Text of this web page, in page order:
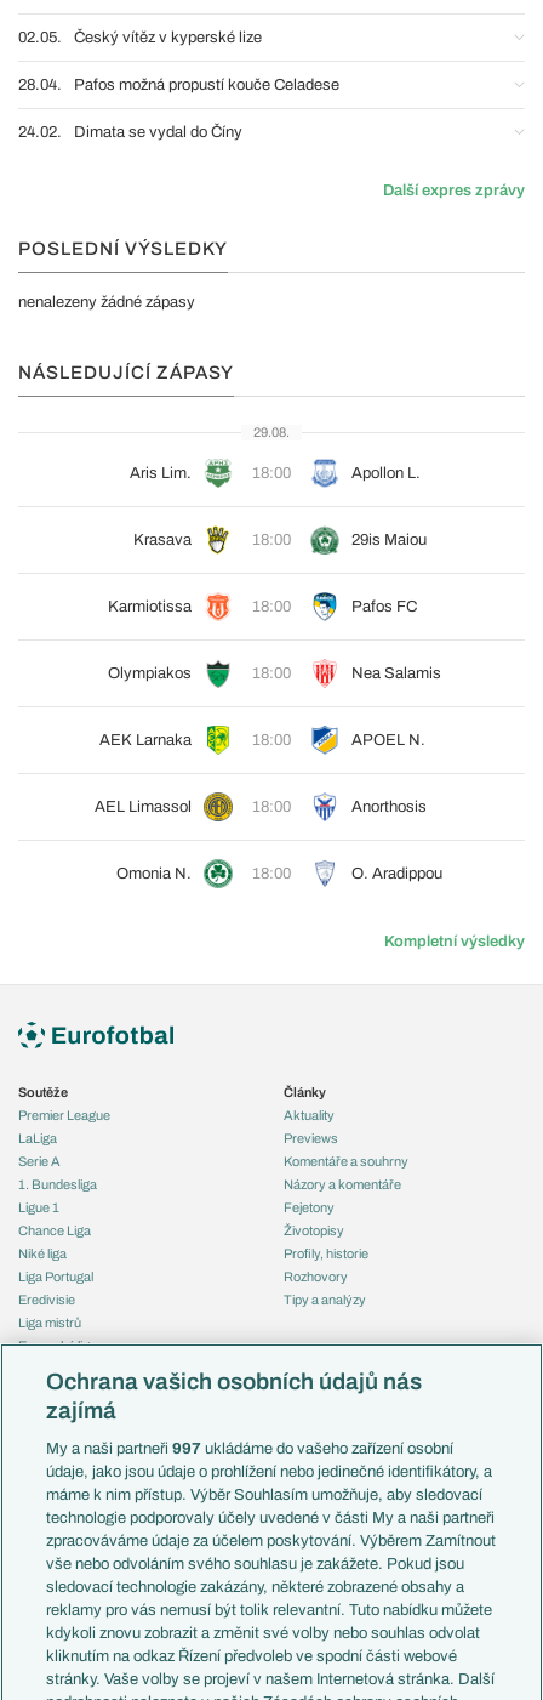
02.05. Český vítěz v kyperské lize
28.04. Pafos možná propustí kouče Celadese
24.02. Dimata se vydal do Číny
Další expres zprávy
POSLEDNÍ VÝSLEDKY
nenalezeny žádné zápasy
NÁSLEDUJÍCÍ ZÁPASY
29.08.
Aris Lim. 18:00 Apollon L.
Krasava 18:00 29is Maiou
Karmiotissa 18:00 Pafos FC
Olympiakos 18:00 Nea Salamis
AEK Larnaka 18:00 APOEL N.
AEL Limassol 18:00 Anorthosis
Omonia N. 18:00 O. Aradippou
Kompletní výsledky
Soutěže
Premier League
LaLiga
Serie A
1. Bundesliga
Ligue 1
Chance Liga
Niké liga
Liga Portugal
Eredivisie
Liga mistrů
Evropská liga
Mistrovství světa
Liga národů
Témata
Představení týmů MS
EuroSkauting
PL v kostce
Evropské koeficienty
Přestupy
Přestupové spekulace
Zranění
Kluby
Články
Aktuality
Previews
Komentáře a souhrny
Názory a komentáře
Fejetony
Životopisy
Profily, historie
Rozhovory
Tipy a analýzy
Česko
Francie
Itálie
Německo
Španělsko
Argentina
Brazílie
Přestupy
Zápasy
Livescore
Tipovací soutěž
Ochrana vašich osobních údajů nás
zajímá
My a naši partneři997 ukládáme do vašeho zařízení osobní
údaje, jako jsou údaje o prohlížení nebo jedinečné identifikátory, a
máme k nim přístup. Výběr Souhlasím umožňuje, aby sledovací
technologie podporovaly účely uvedené v části My a naši partneři
zpracováváme údaje za účelem poskytování. Výběrem Zamítnout
vše nebo odvoláním svého souhlasu je zakážete. Pokud jsou
sledovací technologie zakázány, některé zobrazené obsahy a
reklamy pro vás nemusí být tolik relevantní. Tuto nabídku můžete
kdykoli znovu zobrazit a změnit své volby nebo souhlas odvolat
kliknutím na odkaz Řízení předvoleb ve spodní části webové
stránky. Vaše volby se projeví v našem Internetová stránka. Další